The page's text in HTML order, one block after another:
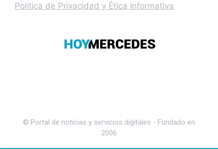
Política de Privacidad y Ética Informativa
© Portal de noticias y servicios digitales - Fundado en
2006